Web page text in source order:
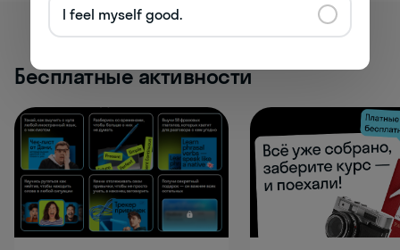
Бесплатные активности
I feel myself good.